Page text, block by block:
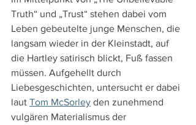
Truth“ und „Trust“ stehen dabei vom
Leben gebeutelte junge Menschen, die
langsam wieder in der Kleinstadt, auf
die Hartley satirisch blickt, Fuß fassen
müssen. Aufgehellt durch
Liebesgeschichten, untersucht er dabei
laut Tom McSorley den zunehmend
vulgären Materialismus der